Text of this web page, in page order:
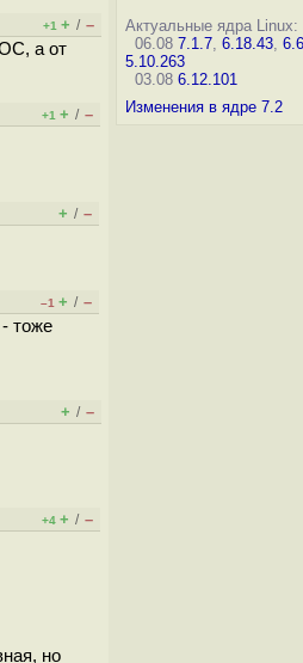
+1 + / –
а от
+1 + / –
+ / –
–1 + / –
тоже
+ / –
+4 + / –
но
Актуальные ядра Linux:
06.08 7.1.7, 6.18.43,
5.10.263
03.08 6.12.101
Изменения в ядре 7.2